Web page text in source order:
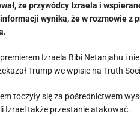
że przywódcy Izraela i
wynika, że w rozmowie z
Izraela Bibi Netanjahu i
Trump we wpisie na Truth
toczyły się za pośrednictwem
Izrael także przestanie atakować.